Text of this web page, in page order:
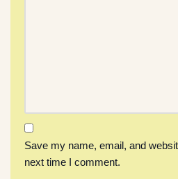
Save my name, email, and
next time I comment.